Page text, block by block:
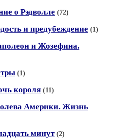
о Рэдволле (72)
и предубеждение (1)
и Жозефина.
(1)
короля (11)
Америки. Жизнь
минут (2)